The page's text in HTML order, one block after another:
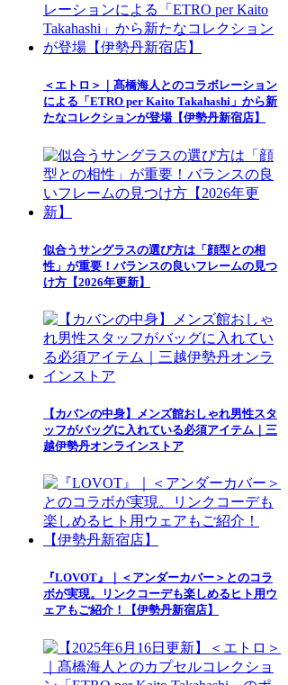
＜エトロ＞｜髙橋海人とのコラボレーション
による「ETRO per Kaito Takahashi」から新
たなコレクションが登場【伊勢丹新宿店】
似合うサングラスの選び方は「顔型との相
性」が重要！バランスの良いフレームの見つ
け方【2026年更新】
【カバンの中身】メンズ館おしゃれ男性スタ
ッフがバッグに入れている必須アイテム｜三
越伊勢丹オンラインストア
『LOVOT』｜＜アンダーカバー＞とのコラ
ボが実現。リンクコーデも楽しめるヒト用ウ
ェアもご紹介！【伊勢丹新宿店】